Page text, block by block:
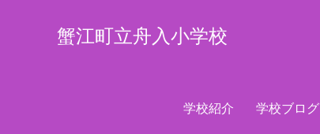
蟹江町立舟入小学校
学校紹介 学校ブログ